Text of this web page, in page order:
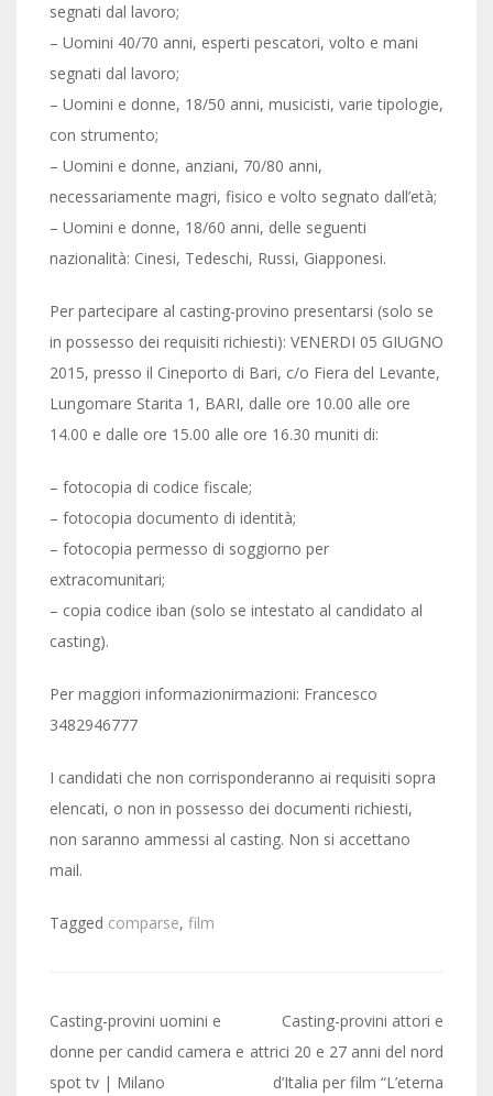
segnati dal lavoro;
– Uomini 40/70 anni, esperti pescatori, volto e mani
segnati dal lavoro;
– Uomini e donne, 18/50 anni, musicisti, varie tipologie,
con strumento;
– Uomini e donne, anziani, 70/80 anni,
necessariamente magri, fisico e volto segnato dall’età;
– Uomini e donne, 18/60 anni, delle seguenti
nazionalità: Cinesi, Tedeschi, Russi, Giapponesi.
Per partecipare al casting-provino presentarsi (solo se
in possesso dei requisiti richiesti): VENERDI 05 GIUGNO
2015, presso il Cineporto di Bari, c/o Fiera del Levante,
Lungomare Starita 1, BARI, dalle ore 10.00 alle ore
14.00 e dalle ore 15.00 alle ore 16.30 muniti di:
– fotocopia di codice fiscale;
– fotocopia documento di identità;
– fotocopia permesso di soggiorno per
extracomunitari;
– copia codice iban (solo se intestato al candidato al
casting).
Per maggiori informazionirmazioni: Francesco
3482946777
I candidati che non corrisponderanno ai requisiti sopra
elencati, o non in possesso dei documenti richiesti,
non saranno ammessi al casting. Non si accettano
mail.
Tagged comparse, film
Post
navigation
Casting-provini uomini e
donne per candid camera e
spot tv | Milano
Casting-provini attori e
attrici 20 e 27 anni del nord
d’Italia per film “L’eterna